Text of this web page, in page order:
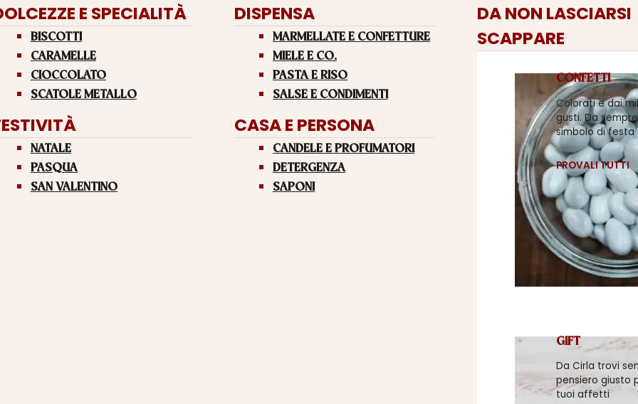
E SPECIALITÀ
BISCOTTI
CARAMELLE
CIOCCOLATO
SCATOLE METALLO
NATALE
PASQUA
SAN VALENTINO
DISPENSA
MARMELLATE E CONFETTURE
MIELE E CO.
PASTA E RISO
SALSE E CONDIMENTI
CASA E PERSONA
CANDELE E PROFUMATORI
DETERGENZA
SAPONI
DA NON LASCIARSI
SCAPPARE
CONFETTI
Colorati e dai
gusti. Da sempre
simbolo di festa
PROVALI TUTTI
GIFT
Da Cirla trovi
pensiero giusto
tuoi affetti